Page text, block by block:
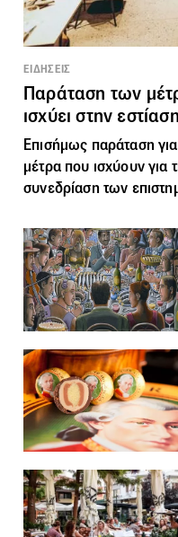
ΕΙΔΗΣΕΙΣ
Παράταση των
ισχύει στην εστίαση
Επισήμως παράταση
μέτρα που ισχύουν για
συνεδρίαση των